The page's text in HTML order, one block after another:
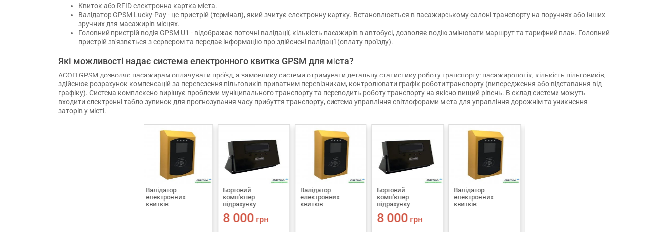
Квиток або RFID електронна картка міста.
Валідатор GPSM Lucky-Pay - це пристрій (термінал), який зчитує електронну картку. Встановлюється в пасажирському салоні транспорту на поручнях або інших
зручних для масажирів місцях.
Головний пристрій водія GPSM U1 - відображає поточні валідації, кількість пасажирів в автобусі, дозволяє водію змінювати маршрут та тарифний план. Головний
пристрій зв'язвється з сервером та передає інформацію про здійснені валідації (оплату проїзду).
Які можливості надає система електронного квитка GPSM для міста?
АСОП GPSM дозволяє пасажирам оплачувати проїзд, а замовнику системи отримувати детальну статистику роботу транспорту: пасажиропотік, кількість пільговиків,
здійснює розрахунок компенсацій за перевезення пільговиків приватним перевізникам, контролювати графік роботи транспорту (випередження або відставання від
графіку). Система комплексно вирішує проблеми муніципального транспорту та переводить роботу транспорту на якісно вищий рівень. В склад системи можуть
входити електронні табло зупинок для прогнозування часу прибуття транспорту, система управління світлофорами міста для управління дорожнім та уникнення
заторів у місті.
Бортовий
комп'ютер
підрахунку
Валідатор
електронних
квитків
Бортовий
комп'ютер
підрахунку
Валідатор
електронних
квитків
Бортовий
комп'ютер
підрахунку